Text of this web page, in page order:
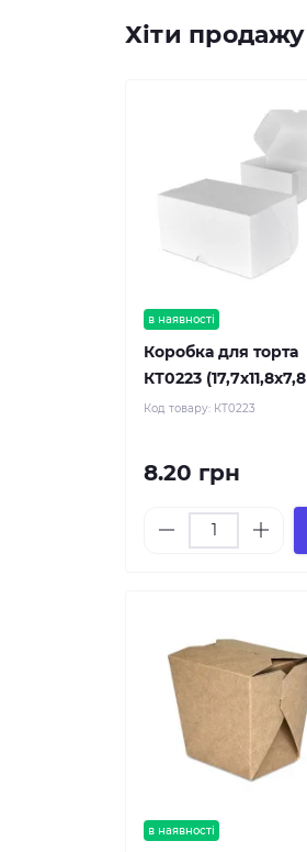
Хіти продажу
в наявності
Коробка для торта
КТ0223
Код товару: КТ0223
8.20 грн
в наявності